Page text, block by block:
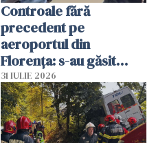
Controale fără
precedent pe
aeroportul din
Florența: s-au găsit
capete de aligator și o
sumă imensă de bani
31 IULIE 2026